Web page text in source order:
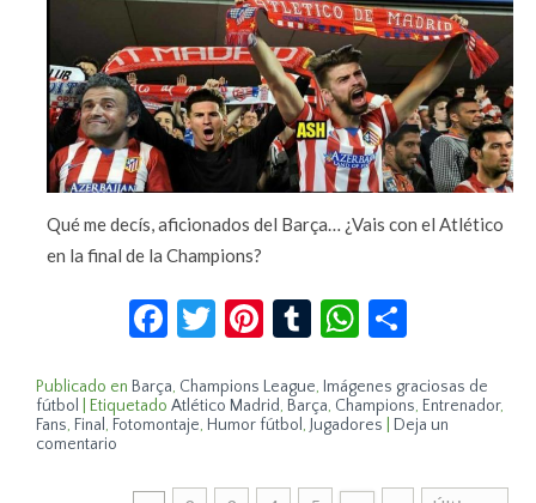
Qué me decís, aficionados del Barça… ¿Vais con el Atlético
en la final de la Champions?
Facebook
Twitter
Pinterest
TumblrWhatsApp
Publicado en Barça, Champions League, Imágenes graciosas de
fútbol
Etiquetado Atlético Madrid, Barça, Champions, Entrenador,
Fans, Final , Fotomontaje, Humor fútbol , Jugadores
Deja un
comentario